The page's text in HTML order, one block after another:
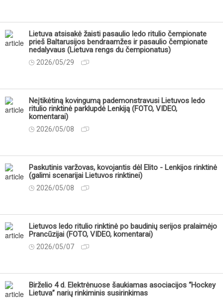
Lietuva atsisakė žaisti pasaulio ledo ritulio čempionate
prieš Baltarusijos bendraamžes ir pasaulio čempionate
nedalyvaus (Lietuva rengs du čempionatus)
2026/05/29
Neįtikėtiną kovingumą pademonstravusi Lietuvos ledo
ritulio rinktinė parklupdė Lenkiją (FOTO, VIDEO,
komentarai)
2026/05/08
Paskutinis varžovas, kovojantis dėl Elito - Lenkijos rinktinė
(galimi scenarijai Lietuvos rinktinei)
2026/05/08
Lietuvos ledo ritulio rinktinė po baudinių serijos pralaimėjo
Prancūzijai (FOTO, VIDEO, komentarai)
2026/05/07
Birželio 4 d. Elektrėnuose šaukiamas asociacijos “Hockey
Lietuva” narių rinkiminis susirinkimas